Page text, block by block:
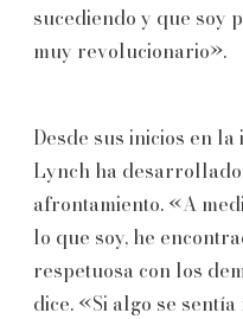
sucediendo y que soy
muy revolucionario».
Desde sus inicios en
Lynch ha
afrontamiento. «A
lo que soy, he
respetuosa con los
dice. «Si algo se